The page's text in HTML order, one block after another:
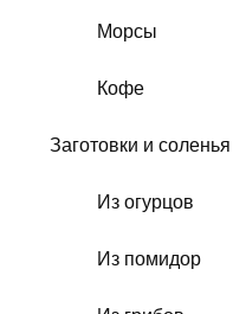
Морсы
Кофе
Заготовки и соленья
Из огурцов
Из помидор